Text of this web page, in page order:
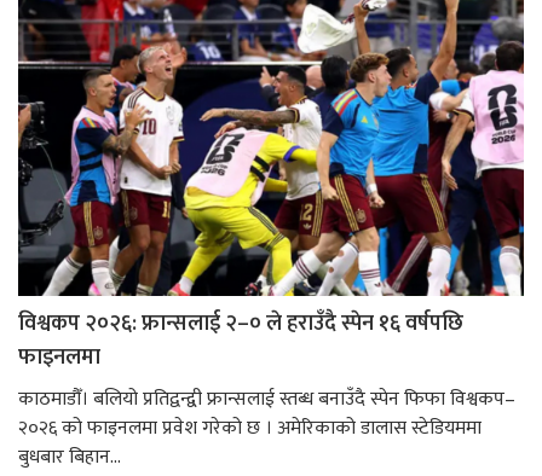
विश्वकप २०२६: फ्रान्सलाई २–० ले हराउँदै स्पेन १६ वर्षपछि
फाइनलमा
काठमाडौँ। बलियो प्रतिद्वन्द्वी फ्रान्सलाई स्तब्ध बनाउँदै स्पेन फिफा विश्वकप–
२०२६ को फाइनलमा प्रवेश गरेको छ । अमेरिकाको डालास स्टेडियममा
बुधबार बिहान...